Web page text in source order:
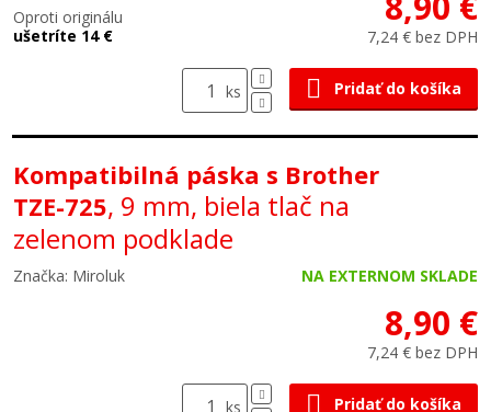
Oproti originálu
ušetríte 14 €
7,24 € bez DPH
ks Pridať do košíka
Kompatibilná páska s Brother
TZE-725, 9 mm, biela tlač na
zelenom podklade
Značka: Miroluk NA EXTERNOM SKLADE
8,90 €
7,24 € bez DPH
ks Pridať do košíka